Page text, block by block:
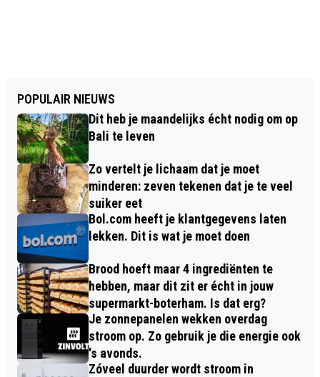
POPULAIR NIEUWS
Dit heb je maandelijks écht nodig om op
Bali te leven
Zo vertelt je lichaam dat je moet
minderen: zeven tekenen dat je te veel
suiker eet
Bol.com heeft je klantgegevens laten
lekken. Dit is wat je moet doen
Brood hoeft maar 4 ingrediënten te
hebben, maar dit zit er écht in jouw
supermarkt-boterham. Is dat erg?
Je zonnepanelen wekken overdag
stroom op. Zo gebruik je die energie ook
's avonds.
Zóveel duurder wordt stroom in